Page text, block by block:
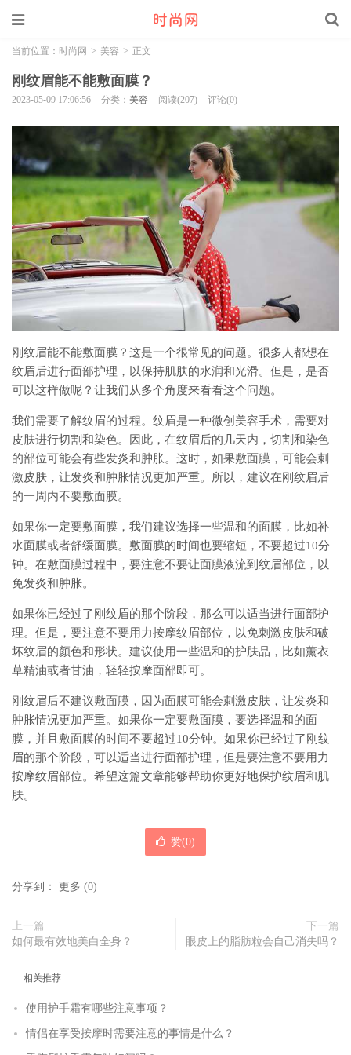
当前位置： 时尚网 > 美容 > 正文
刚纹眉能不能敷面膜？
2023-05-09 17:06:56 分类： 美容 阅读(207) 评论(0)
刚纹眉能不能敷面膜？这是一个很常见的问题。很多人都想在
纹眉后进行面部护理，以保持肌肤的水润和光滑。但是，是否
可以这样做呢？让我们从多个角度来看看这个问题。
我们需要了解纹眉的过程。纹眉是一种微创美容手术，需要对
皮肤进行切割和染色。因此，在纹眉后的几天内，切割和染色
的部位可能会有些发炎和肿胀。这时，如果敷面膜，可能会刺
激皮肤，让发炎和肿胀情况更加严重。所以，建议在刚纹眉后
的一周内不要敷面膜。
如果你一定要敷面膜，我们建议选择一些温和的面膜，比如补
水面膜或者舒缓面膜。敷面膜的时间也要缩短，不要超过10分
钟。在敷面膜过程中，要注意不要让面膜液流到纹眉部位，以
免发炎和肿胀。
如果你已经过了刚纹眉的那个阶段，那么可以适当进行面部护
理。但是，要注意不要用力按摩纹眉部位，以免刺激皮肤和破
坏纹眉的颜色和形状。建议使用一些温和的护肤品，比如薰衣
草精油或者甘油，轻轻按摩面部即可。
刚纹眉后不建议敷面膜，因为面膜可能会刺激皮肤，让发炎和
肿胀情况更加严重。如果你一定要敷面膜，要选择温和的面
膜，并且敷面膜的时间不要超过10分钟。如果你已经过了刚纹
眉的那个阶段，可以适当进行面部护理，但是要注意不要用力
按摩纹眉部位。希望这篇文章能够帮助你更好地保护纹眉和肌
肤。
赞(0)
分享到： 更多 (0)
上一篇
如何最有效地美白全身？
下一篇
眼皮上的脂肪粒会自己消失吗？
相关推荐
使用护手霜有哪些注意事项？
情侣在享受按摩时需要注意的事情是什么？